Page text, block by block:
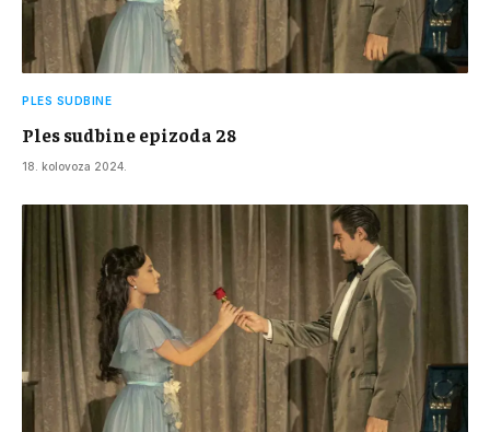
PLES SUDBINE
Ples sudbine epizoda 28
18. kolovoza 2024.